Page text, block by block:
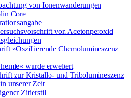
von Ionenwanderungen
Core
von Acetonperoxid
»Oszillierende Chemolumineszenz
wurde erweitert
zur Kristallo- und Tribolumineszenz
unserer Zeit
Zitierstil